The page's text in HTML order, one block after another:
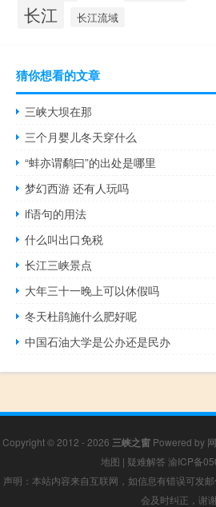
长江 长江流域
猜你想看的文章
三峡大坝在那
三个月婴儿冬天穿什么
“蚌亦谓鹬曰”的出处是哪里
梦幻西游 还有人玩吗
if语句的用法
什么叫出口免税
长江三峡景点
大年三十一晚上可以休假吗
冬天杜鹃施什么肥好呢
中国石油大学是公办还是民办
Copyright © 2012 - 2026 三峡之窗 Powered by
地图 | 疑难解答 渝ICP备
声明：本站内容来自互联网，如信息有错误可发
会及时纠正，谢谢